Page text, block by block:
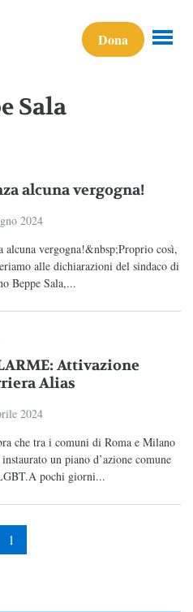
Dona
Sala
alcuna vergogna!
2024
alcuna vergogna!&nbsp;Proprio così,
alle dichiarazioni del sindaco di
Beppe Sala,...
Attivazione
Alias
2024
che tra i comuni di Roma e Milano
un piano d’azione comune
pochi giorni...
1